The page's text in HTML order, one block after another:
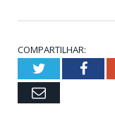
COMPARTILHAR:
Twitter
Email